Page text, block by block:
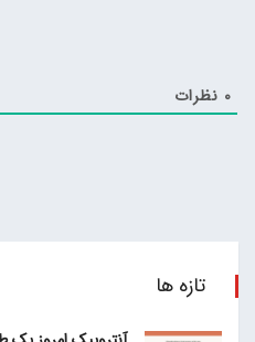
0 نظرات
تازه ها